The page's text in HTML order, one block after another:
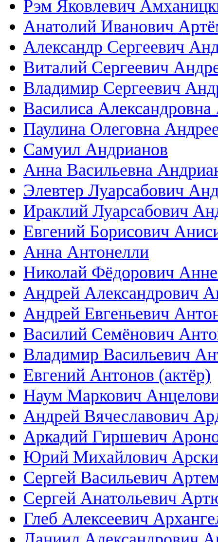
Рэм Яковлевич
Анатолий Иванович
Александр Сергеевич
Виталий Сергеевич
Владимир Сергеевич
Василиса Александровна
Паулина Олеговна
Самуил Андрианов
Анна Васильевна
Элевтер Луарсабович
Ираклий Луарсабович
Евгений Борисович
Анна Антонелли
Николай Фёдорович
Андрей Александрович
Андрей Евгеньевич
Василий Семёнович
Владимир Васильевич
Евгений Антонов (актёр)
Наум Маркович
Андрей Вячеславович
Аркадий Гиршевич
Юрий Михайлович
Сергей Васильевич
Сергей Анатольевич
Глеб Алексеевич